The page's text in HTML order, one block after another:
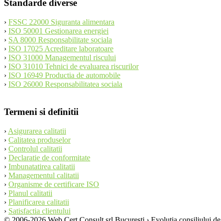
Standarde diverse
› FSSC 22000 Siguranta alimentara
› ISO 50001 Gestionarea energiei
› SA 8000 Responsabilitate sociala
› ISO 17025 Acreditare laboratoare
› ISO 31000 Managementul riscului
› ISO 31010 Tehnici de evaluarea riscurilor
› ISO 16949 Productia de automobile
› ISO 26000 Responsabilitatea sociala
Termeni si definitii
› Asigurarea calitatii
› Calitatea produselor
› Controlul calitatii
› Declaratie de conformitate
› Imbunatatirea calitatii
› Managementul calitatii
› Organisme de certificare ISO
› Planul calitatii
› Planificarea calitatii
› Satisfactia clientului